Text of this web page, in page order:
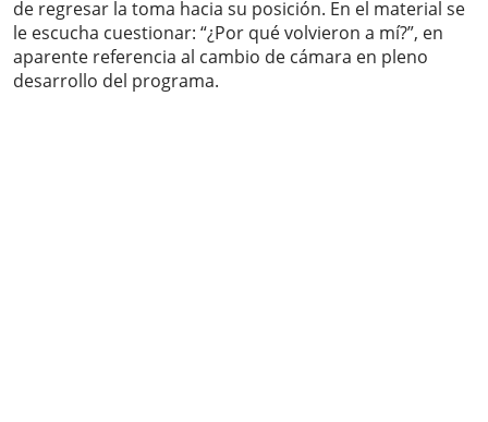
de regresar la toma hacia su posición. En el material se
le escucha cuestionar: “¿Por qué volvieron a mí?”, en
aparente referencia al cambio de cámara en pleno
desarrollo del programa.